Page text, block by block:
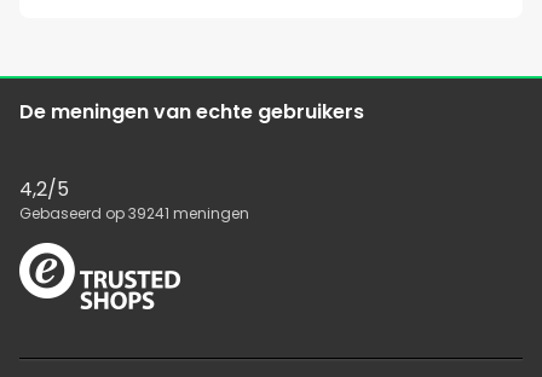
De meningen van echte gebruikers
4,2/5
Gebaseerd op39241 meningen